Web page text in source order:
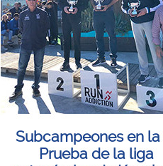
Subcampeones en la
Prueba de la liga